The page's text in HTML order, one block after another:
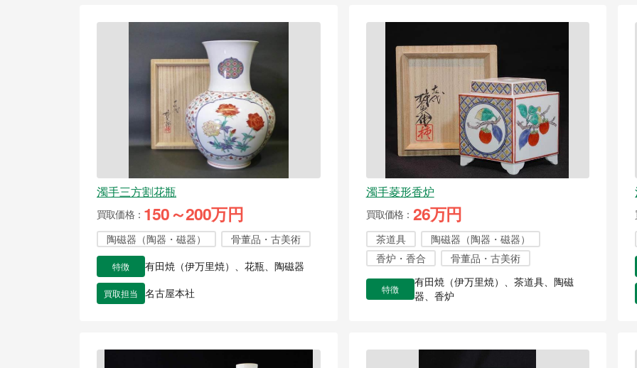
濁手三方割花瓶
買取価格 150～200万円
陶磁器（陶器・磁器） 骨董品・古美術
特徴 有田焼（伊万里焼）、花瓶、陶磁器
買取担当 名古屋本社
濁手菱形香炉
買取価格 26万円
茶道具
陶磁器（陶器・磁器）
香炉・香合
骨董品・古美術
特徴
有田焼（伊万里焼）、茶道具、陶磁
器、香炉